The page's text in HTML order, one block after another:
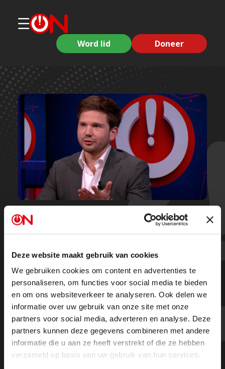
Deze website maakt gebruik van cookies
We gebruiken cookies om content en advertenties te
personaliseren, om functies voor social media te bieden
en om ons websiteverkeer te analyseren. Ook delen we
informatie over uw gebruik van onze site met onze
partners voor social media, adverteren en analyse. Deze
partners kunnen deze gegevens combineren met andere
informatie die u aan ze heeft verstrekt of die ze hebben
verzameld op basis van uw gebruik van hun services.
Word lid Doneer
Korte clips
“De burger wordt voorgelogen, is de
dupe en betaalt de prijs,” zegt Van
Meijeren in Ongehoord Nieuws
https://youtu.be/9ScFvMZWRak